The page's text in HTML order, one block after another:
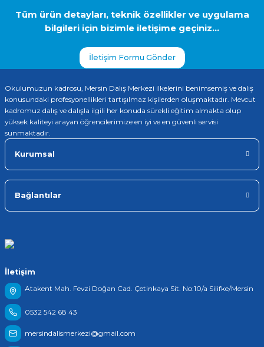
Tüm ürün detayları, teknik özellikler ve uygulama
bilgileri için bizimle iletişime geçiniz...
İletişim Formu Gönder
Okulumuzun kadrosu, Mersin Dalış Merkezi ilkelerini benimsemiş ve dalış
konusundaki profesyonellikleri tartışılmaz kişilerden oluşmaktadır. Mevcut
kadromuz dalış ve dalışla ilgili her konuda sürekli eğitim almakta olup
yüksek kaliteyi arayan öğrencilerimize en iyi ve en güvenli servisi
sunmaktadır.
Kurumsal
Bağlantılar
İletişim
Atakent Mah. Fevzi Doğan Cad. Çetinkaya Sit. No:10/a Silifke/Mersin
0532 542 68 43
mersindalismerkezi@gmail.com